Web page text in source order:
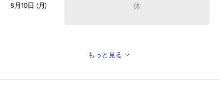
8月10日 (月) 休
もっと見る